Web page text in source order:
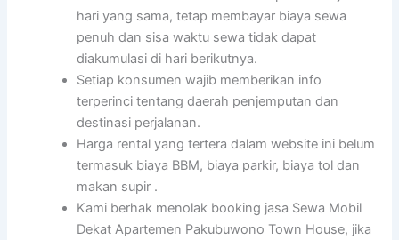
hari yang sama, tetap membayar biaya sewa
penuh dan sisa waktu sewa tidak dapat
diakumulasi di hari berikutnya.
Setiap konsumen wajib memberikan info
terperinci tentang daerah penjemputan dan
destinasi perjalanan.
Harga rental yang tertera dalam website ini belum
termasuk biaya BBM, biaya parkir, biaya tol dan
makan supir .
Kami berhak menolak booking jasa Sewa Mobil
Dekat Apartemen Pakubuwono Town House, jika